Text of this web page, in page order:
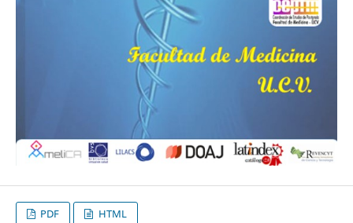
PDF HTML